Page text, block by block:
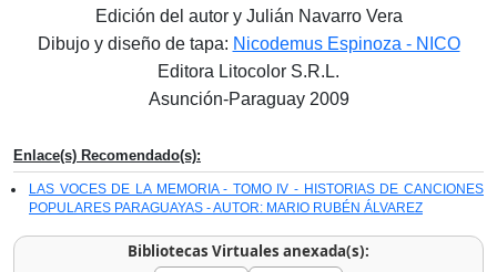
Edición del autor y Julián Navarro Vera
Dibujo y diseño de tapa: Nicodemus Espinoza - NICO
Editora Litocolor S.R.L.
Asunción-Paraguay 2009
Enlace(s) Recomendado(s):
LAS VOCES DE LA MEMORIA - TOMO IV - HISTORIAS DE CANCIONES
POPULARES PARAGUAYAS - AUTOR: MARIO RUBÉN ÁLVAREZ
Bibliotecas Virtuales anexada(s):